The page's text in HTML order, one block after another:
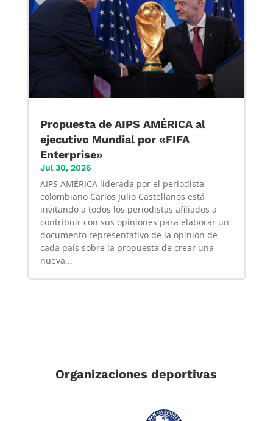
Propuesta de AIPS AMÉRICA al
ejecutivo Mundial por «FIFA
Enterprise»
Jul 30, 2026
AIPS AMÉRICA liderada por el periodista
colombiano Carlos Julio Castellanos está
invitando a todos los periodistas afiliados a
contribuir con sus opiniones para elaborar un
documento representativo de la opinión de
cada país sobre la propuesta de crear una
nueva...
Organizaciones deportivas